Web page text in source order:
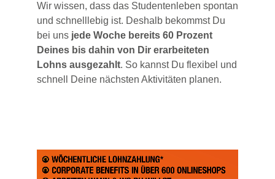
Wir wissen, dass das Studentenleben spontan
und schnelllebig ist. Deshalb bekommst Du
bei uns jede Woche bereits 60 Prozent
Deines bis dahin von Dir erarbeiteten
Lohns ausgezahlt. So kannst Du flexibel und
schnell Deine nächsten Aktivitäten planen.